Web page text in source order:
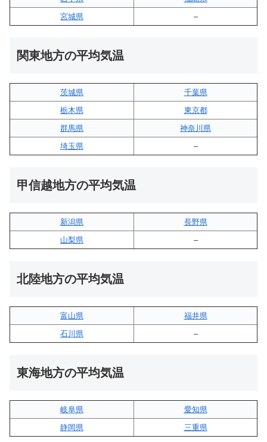
宮城県
–
関東地方の平均気温
茨城県
千葉県
栃木県
東京都
群馬県
神奈川県
埼玉県
–
甲信越地方の平均気温
新潟県
長野県
山梨県
–
北陸地方の平均気温
富山県
福井県
石川県
–
東海地方の平均気温
岐阜県
愛知県
静岡県
三重県